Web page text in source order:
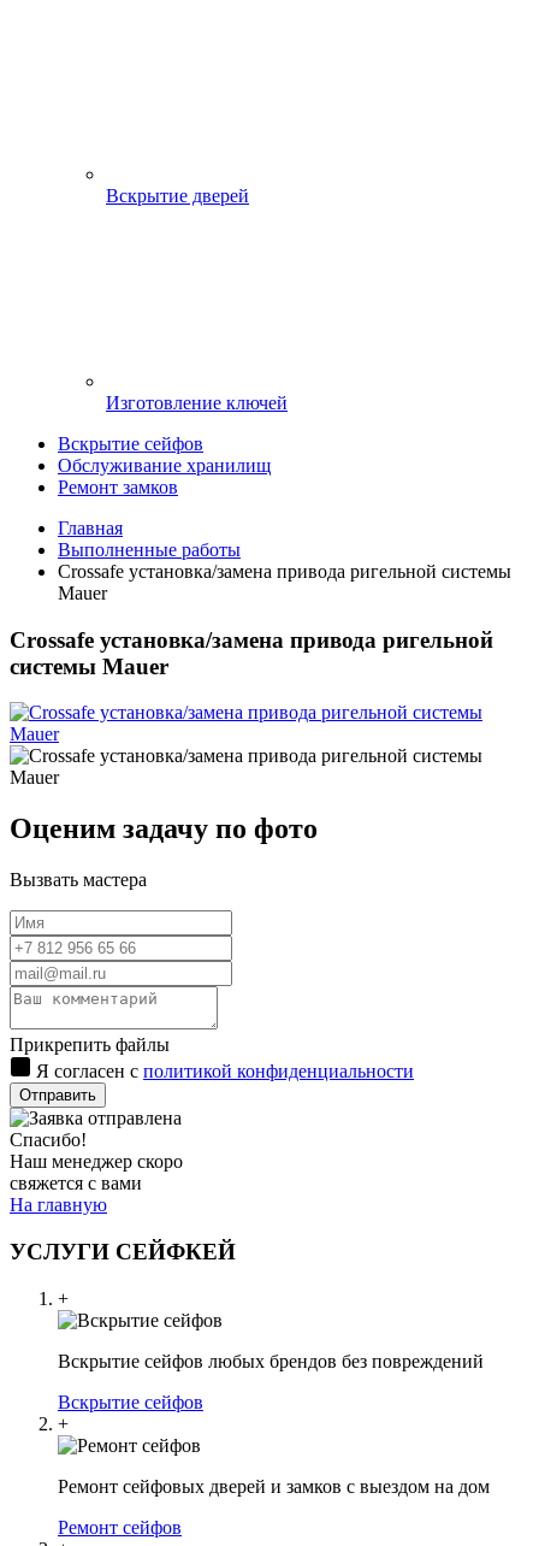
Вскрытие дверей
Изготовление ключей
Вскрытие сейфов
Обслуживание хранилищ
Ремонт замков
Главная
Выполненные работы
Crossafe установка/замена привода ригельной системы
Mauer
Crossafe установка/замена привода ригельной
системы Mauer
Оценим задачу по фото
Вызвать мастера
Прикрепить файлы
Я согласен с политикой конфиденциальности
Отправить
Спасибо!
Наш менеджер скоро
свяжется с вами
На главную
УСЛУГИ СЕЙФКЕЙ
+
Вскрытие сейфов любых брендов без повреждений
Вскрытие сейфов
+
Ремонт сейфовых дверей и замков с выездом на дом
Ремонт сейфов